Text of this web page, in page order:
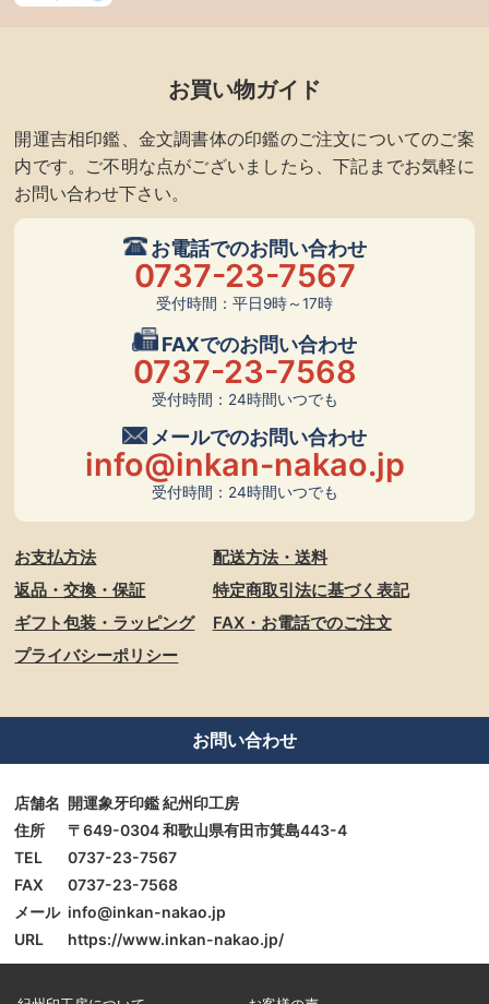
お買い物ガイド
開運吉相印鑑、金文調書体の印鑑のご注文についてのご案
内です。ご不明な点がございましたら、下記までお気軽に
お問い合わせ下さい。
お電話でのお問い合わせ
0737-23-7567
受付時間：平日9時～17時
FAXでのお問い合わせ
0737-23-7568
受付時間：24時間いつでも
メールでのお問い合わせ
info@inkan-nakao.jp
受付時間：24時間いつでも
お支払方法
配送方法・送料
返品・交換・保証
特定商取引法に基づく表記
ギフト包装・ラッピング
FAX・お電話でのご注文
プライバシーポリシー
お問い合わせ
店舗名 開運象牙印鑑 紀州印工房
住所
〒649-0304 和歌山県有田市箕島443-4
TEL
0737-23-7567
FAX
0737-23-7568
メール info@inkan-nakao.jp
URL
https://www.inkan-nakao.jp/